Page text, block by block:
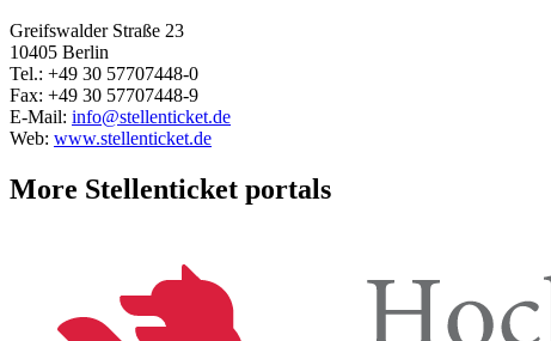
Greifswalder Straße 23
10405 Berlin
Tel.: +49 30 57707448-0
Fax: +49 30 57707448-9
E-Mail: info@stellenticket.de
Web: www.stellenticket.de
More Stellenticket portals